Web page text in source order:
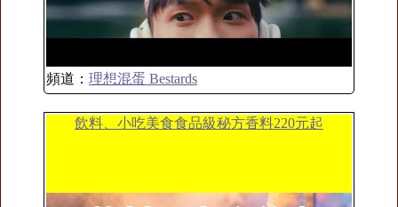
頻道： 理想混蛋 Bestards
飲料、小吃美食食品級秘方香料220元起